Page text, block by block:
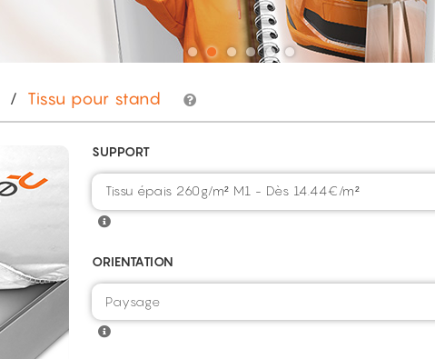
/ Tissu pour stand
SUPPORT
Tissu épais 260g/m² M1 - Dès 14.44€/m²
ORIENTATION